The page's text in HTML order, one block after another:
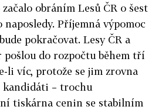
obráním Lesů ČR o šest
Příjemná výpomoc
pokračovat. Lesy ČR a
pošlou do rozpočtu během tří
li víc, protože se jim zrovna
kandidáti – trochu
tiskárna cenin se stabilním